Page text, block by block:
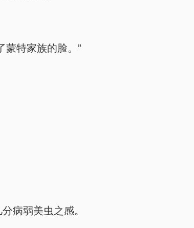
蒙特家族的脸。”
病弱美虫之感。